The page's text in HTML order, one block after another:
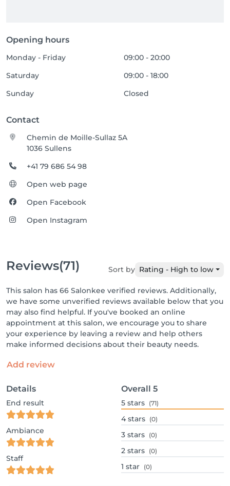
Opening hours
Monday - Friday
09:00 - 20:00
Saturday
09:00 - 18:00
Sunday
Closed
Contact
Chemin de Moille-Sullaz 5A
1036 Sullens
+41 79 686 54 98
Open web page
Open Facebook
Open Instagram
Reviews(71) Sort by Rating - High to low
This salon has 66 Salonkee verified reviews. Additionally,
we have some unverified reviews available below that you
may also find helpful. If you've booked an online
appointment at this salon, we encourage you to share
your experience by leaving a review and help others
make informed decisions about their beauty needs.
Add review
Details
End result
Ambiance
Staff
Overall 5
5 stars (71)
4 stars (0)
3 stars (0)
2 stars (0)
1 star (0)